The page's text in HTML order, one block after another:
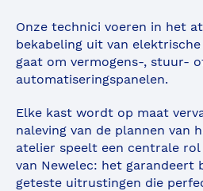
Onze technici voeren in het
bekabeling uit van
gaat om vermogens-, stuur-
automatiseringspanelen.
Elke kast wordt op maat
naleving van de plannen van
atelier speelt een centrale
van Newelec: het garandeert
geteste uitrustingen die